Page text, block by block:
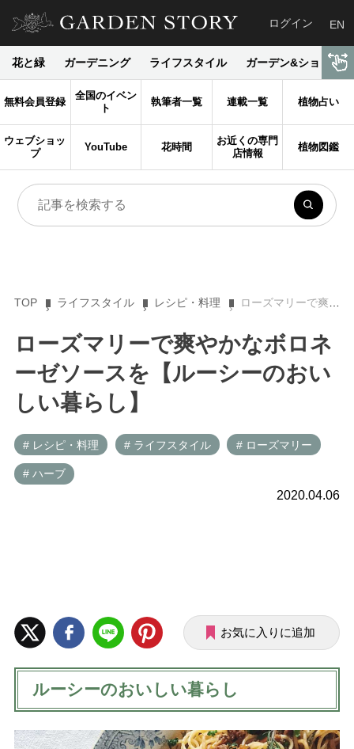
ログイン EN
花と緑 ガーデニング ライフスタイル ガーデン&ショップ
無料会員登録
全国のイベン
ト
執筆者一覧 連載一覧 植物占い
ウェブショッ
プ
YouTube 花時間
お近くの専門
店情報
植物図鑑
TOP ライフスタイル レシピ・料理 ローズマリーで爽やかなボロネーゼソースを【ルーシーのおいしい暮らし】
ローズマリーで爽やかなボロネ
ーゼソースを【ルーシーのおい
しい暮らし】
# レシピ・料理 # ライフスタイル # ローズマリー
# ハーブ
2020.04.06
お気に入りに追加
ルーシーのおいしい暮らし